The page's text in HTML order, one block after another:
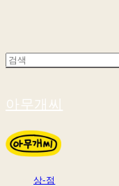
아무개씨
상-점